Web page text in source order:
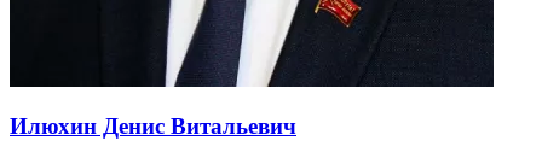
Илюхин Денис Витальевич